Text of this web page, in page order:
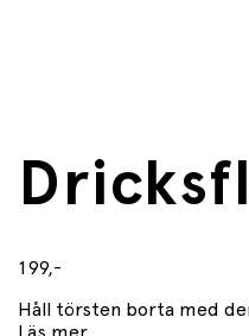
• Lämpar sig inte för
• Låt flaskan lufttorka
199,-
Håll törsten borta med